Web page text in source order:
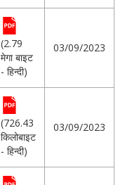
(2.79
मेगा बाइट
- हिन्दी)
03/09/2023
(726.43
किलोबाइट
- हिन्दी)
03/09/2023